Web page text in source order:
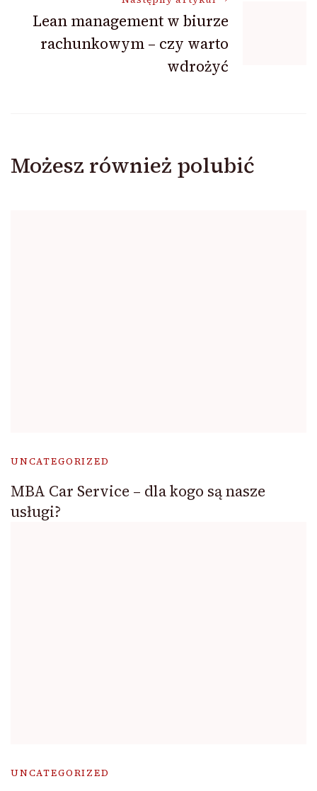
Lean management w biurze
rachunkowym – czy warto
wdrożyć
Możesz również polubić
UNCATEGORIZED
MBA Car Service – dla kogo są nasze
usługi?
UNCATEGORIZED